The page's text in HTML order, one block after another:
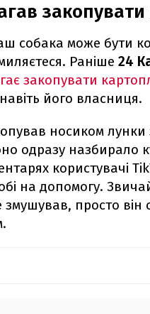
собака може бути
Раніше 24
закопувати
його власниця.
носиком лунки
одразу назбирало
користувачі
на допомогу.
просто він